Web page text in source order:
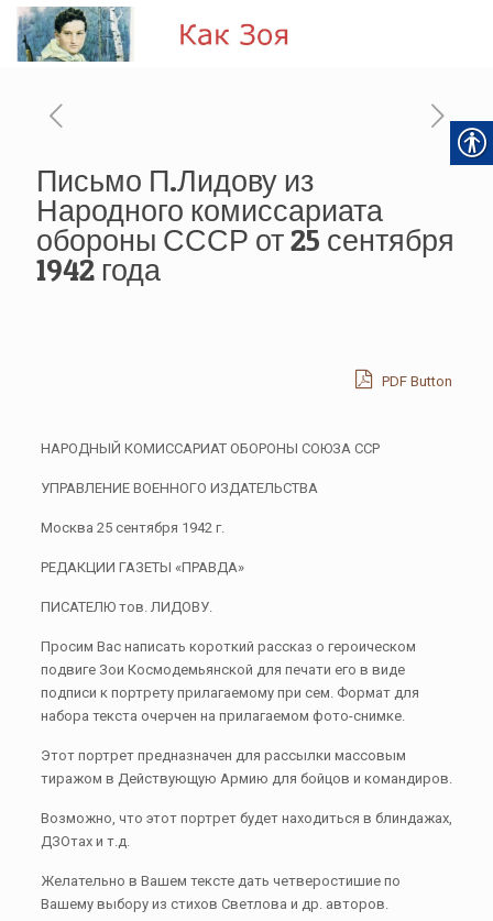
Письмо П.Лидову из
Народного комиссариата
обороны СССР от 25 сентября
1942 года
PDF Button
НАРОДНЫЙ КОМИССАРИАТ ОБОРОНЫ СОЮЗА ССР
УПРАВЛЕНИЕ ВОЕННОГО ИЗДАТЕЛЬСТВА
Москва 25 сентября 1942 г.
РЕДАКЦИИ ГАЗЕТЫ «ПРАВДА»
ПИСАТЕЛЮ тов. ЛИДОВУ.
Просим Вас написать короткий рассказ о героическом
подвиге Зои Космодемьянской для печати его в виде
подписи к портрету прилагаемому при сем. Формат для
набора текста очерчен на прилагаемом фото-снимке.
Этот портрет предназначен для рассылки массовым
тиражом в Действующую Армию для бойцов и командиров.
Возможно, что этот портрет будет находиться в блиндажах,
ДЗОтах и т.д.
Желательно в Вашем тексте дать четверостишие по
Вашему выбору из стихов Светлова и др. авторов.